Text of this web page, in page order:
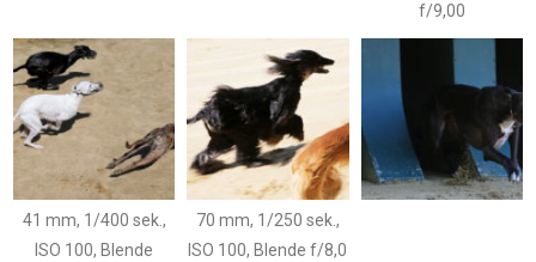
f/9,00
41 mm, 1/400 sek.,
ISO 100, Blende
70 mm, 1/250 sek.,
ISO 100, Blende f/8,0